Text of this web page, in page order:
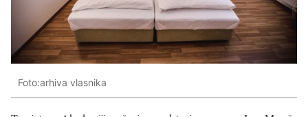
Foto:arhiva vlasnika